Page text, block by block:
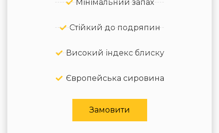
Мінімальний запах
Стійкий до подряпин
Високий індекс блиску
Європейська сировина
Замовити